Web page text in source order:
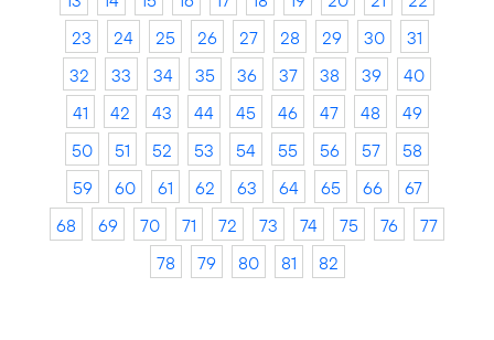
23
24 25 26 27 28 29 30
31
32
33 34 35 36 37 38 39
40
41
42 43 44 45 46 47 48
49
50
51 52 53 54 55 56 57
58
59
60 61 62 63 64 65 66
67
68
69 70 71 72 73 74 75 76
77
78
79 80 81 82